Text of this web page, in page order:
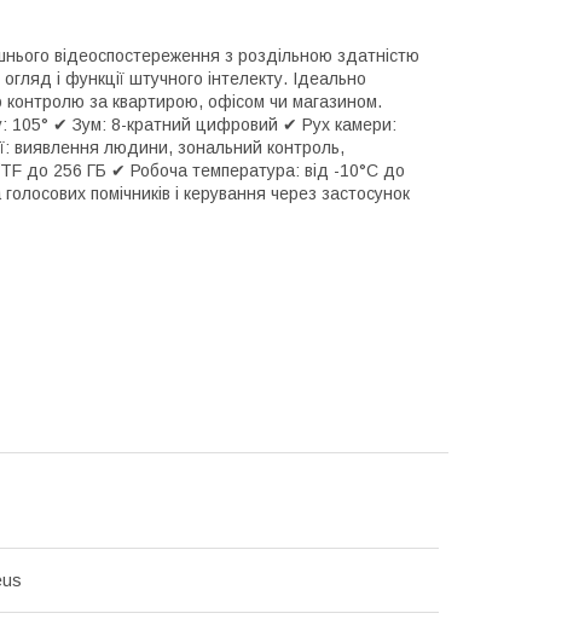
відеоспостереження з роздільною здатністю
і функції штучного інтелекту. Ідеально
за квартирою, офісом чи магазином.
105° ✔ Зум: 8-кратний цифровий ✔ Рух камери:
виявлення людини, зональний контроль,
до 256 ГБ ✔ Робоча температура: від -10°C до
помічників і керування через застосунок